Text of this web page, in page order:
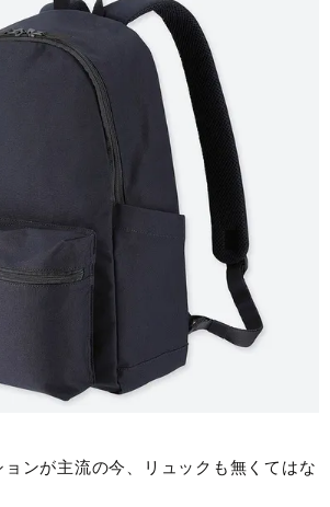
ンが主流の今、リュックも無くてはな